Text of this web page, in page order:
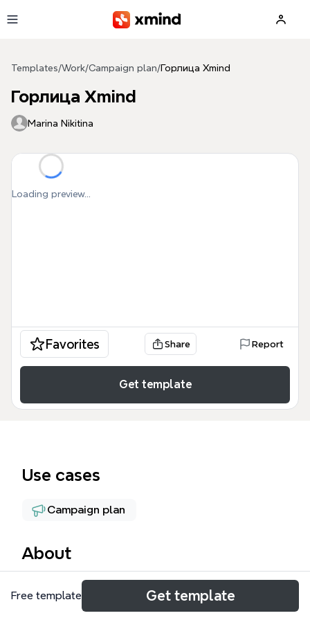
Templates/Work/Campaign plan/Горлица Xmind
Горлица Xmind
Marina Nikitina
Loading preview...
Favorites Share Report
Get template
Use cases
Campaign plan
About
Горлица Xmind шаблон представляет собой
стратегическую карту воронки продаж,
Free template Get template